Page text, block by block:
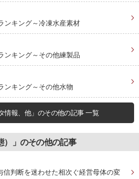
ンキング～冷凍水産素材
ンキング～その他練製品
ンキング～その他水物
情報、他」のその他の記事 一覧
）」のその他の記事
判断を迷わせた相次ぐ経営母体の変